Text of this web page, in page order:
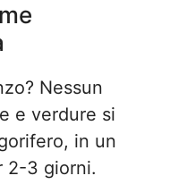
Nessun
e verdure si
in un
2-3 giorni.